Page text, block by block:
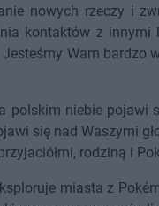
nowych rzeczy i
kontaktów z innymi
Wam bardzo
niebie pojawi
się nad Waszymi
rodziną i
miasta z